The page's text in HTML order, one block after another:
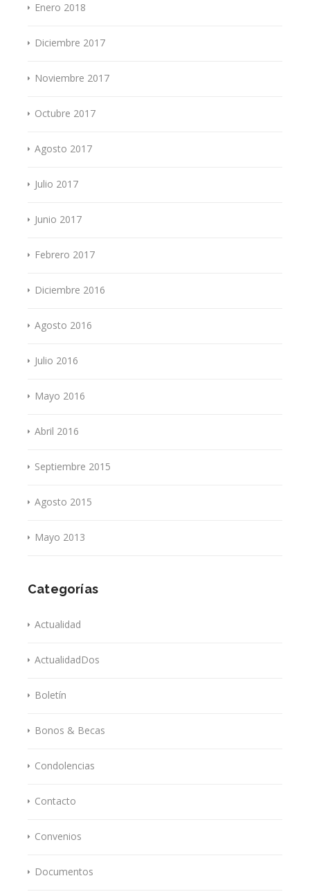
Enero 2018
Diciembre 2017
Noviembre 2017
Octubre 2017
Agosto 2017
Julio 2017
Junio 2017
Febrero 2017
Diciembre 2016
Agosto 2016
Julio 2016
Mayo 2016
Abril 2016
Septiembre 2015
Agosto 2015
Mayo 2013
Categorías
Actualidad
ActualidadDos
Boletín
Bonos & Becas
Condolencias
Contacto
Convenios
Documentos